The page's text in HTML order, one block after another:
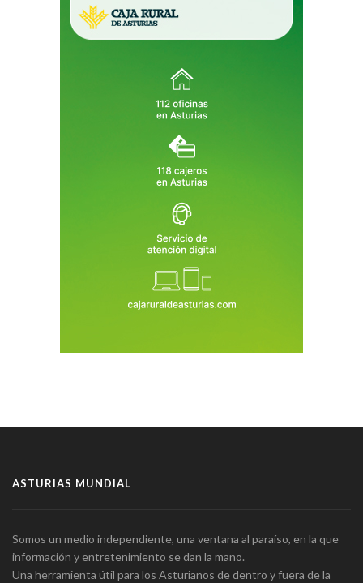
ASTURIAS MUNDIAL
Somos un medio independiente, una ventana al paraíso, en la que
información y entretenimiento se dan la mano.
Una herramienta útil para los Asturianos de dentro y fuera de la